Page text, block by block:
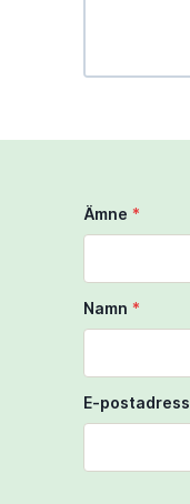
Ämne *
Namn *
E-postadress